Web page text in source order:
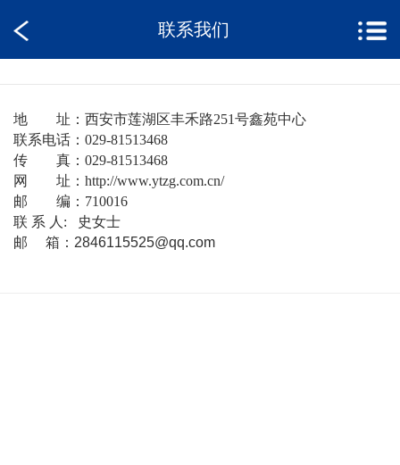
联系我们
地 址：西安市莲湖区丰禾路251号鑫苑中心
联系电话：029-81513468
传 真：029-81513468
网 址：http://www.ytzg.com.cn/
邮 编：710016
联 系 人: 史女士
邮 箱： 2846115525@qq.com